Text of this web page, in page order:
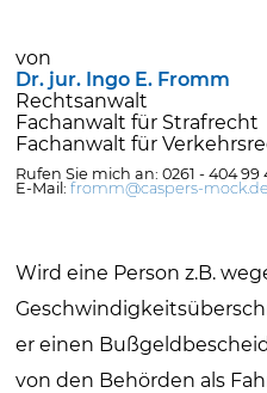
von
Dr. jur. Ingo E. Fromm
Rechtsanwalt
Fachanwalt für Strafrecht
Fachanwalt für
Rufen Sie mich an: 0261 - 404 99
E-Mail:fromm@caspers-mock.de
Wird eine Person z.B.
er einen
von den Behörden als